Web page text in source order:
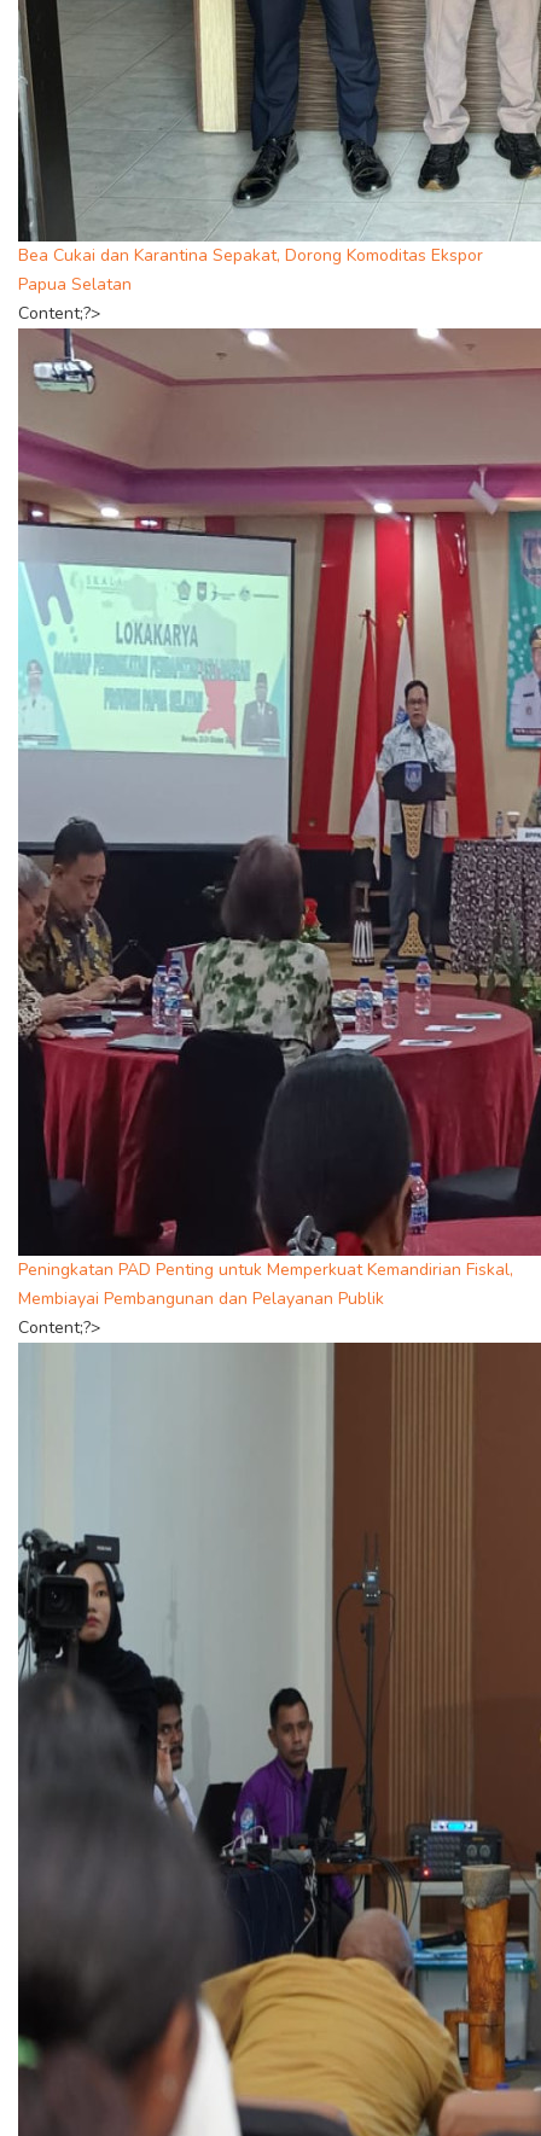
Bea Cukai dan Karantina Sepakat, Dorong Komoditas Ekspor
Papua Selatan
Content;?>
Peningkatan PAD Penting untuk Memperkuat Kemandirian Fiskal,
Membiayai Pembangunan dan Pelayanan Publik
Content;?>